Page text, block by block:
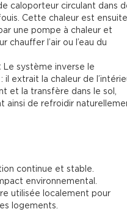
caloporteur circulant dans
Cette chaleur est ensuite
une pompe à chaleur et
chauffer l’air ou l’eau du
Le système inverse le
il extrait la chaleur de
et la transfère dans le sol,
ainsi de refroidir
continue et stable.
environnemental.
utilisée localement pour
logements.